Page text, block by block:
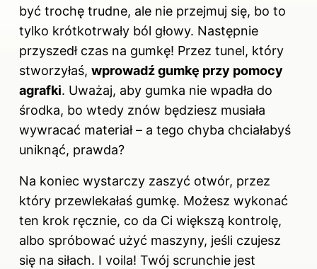
być trochę trudne, ale nie przejmuj się, bo to
tylko krótkotrwały ból głowy. Następnie
przyszedł czas na gumkę! Przez tunel, który
stworzyłaś, wprowadź gumkę przy pomocy
agrafki. Uważaj, aby gumka nie wpadła do
środka, bo wtedy znów będziesz musiała
wywracać materiał – a tego chyba chciałabyś
uniknąć, prawda?
Na koniec wystarczy zaszyć otwór, przez
który przewlekałaś gumkę. Możesz wykonać
ten krok ręcznie, co da Ci większą kontrolę,
albo spróbować użyć maszyny, jeśli czujesz
się na siłach. I voila! Twój scrunchie jest